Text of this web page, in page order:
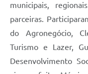
municipais,
parceiras.
do Agronegócio,
Turismo e Lazer,
Desenvolvimento